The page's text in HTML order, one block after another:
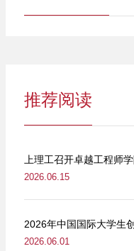
推荐阅读
上理工召开卓越工程师
2026.06.15
2026.06.01